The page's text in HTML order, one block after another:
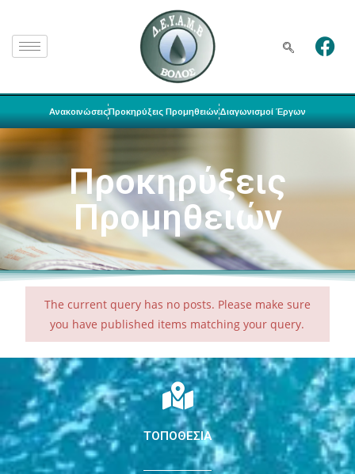
ΑνακοινώσειςΠροκηρύξεις ΠρομηθειώνΔιαγωνισμοί Έργων
Προκηρύξεις
Προμηθειών
The current query has no posts. Please make sure
you have published items matching your query.
ΤΟΠΟΘΕΣΙΑ